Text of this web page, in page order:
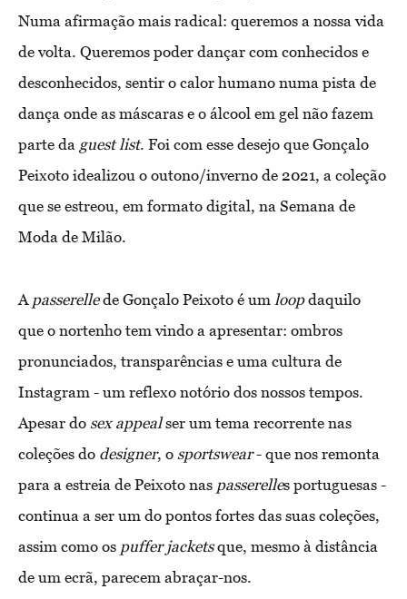
Numa afirmação mais radical: queremos a nossa vida
de volta. Queremos poder dançar com conhecidos e
desconhecidos, sentir o calor humano numa pista de
dança onde as máscaras e o álcool em gel não fazem
parte da guest list. Foi com esse desejo que Gonçalo
Peixoto idealizou o outono/inverno de 2021, a coleção
que se estreou, em formato digital, na Semana de
Moda de Milão.
A passerellede Gonçalo Peixoto é um loopdaquilo
que o nortenho tem vindo a apresentar: ombros
pronunciados, transparências e uma cultura de
Instagram - um reflexo notório dos nossos tempos.
Apesar do sex appealser um tema recorrente nas
coleções do designer, o sportswear- que nos remonta
para a estreia de Peixoto nas passerelles portuguesas -
continua a ser um do pontos fortes das suas coleções,
assim como os puffer jacketsque, mesmo à distância
de um ecrã, parecem abraçar-nos.